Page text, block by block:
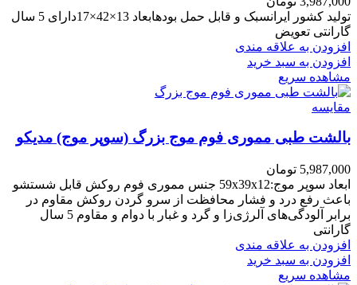
تولید کشور ایرانسبک و قابل حمل بودهابعاد 13×42×17دارای 5 سال
گارانتی تعویض
افزودن به علاقه مندی
افزودن به سبد خرید
مشاهده سریع
مقایسه
بالشت طبی مموری فوم موج بزرگ (سوپر موج) مدیکو
5,987,000 تومان
ابعاد سوپر موج:59x39x12 جنس مموری فوم روکش قابل شستشو
باعث رفع درد و فشار محافظت از سرو گردن روکش مقاوم در
برابر آلودگی‌های آلرژی‌زا و گرد و غبار با دوام و مقاوم 5 سال
گارانتی
افزودن به علاقه مندی
افزودن به سبد خرید
مشاهده سریع